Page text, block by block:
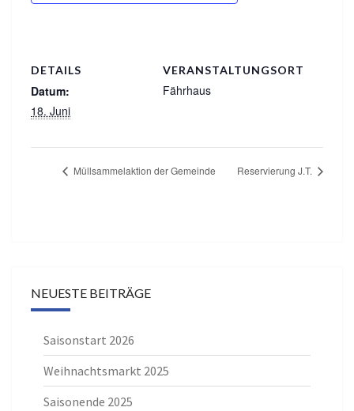
DETAILS
Datum:
18. Juni
VERANSTALTUNGSORT
Fährhaus
Müllsammelaktion der Gemeinde Reservierung J.T.
NEUESTE BEITRÄGE
Saisonstart 2026
Weihnachtsmarkt 2025
Saisonende 2025